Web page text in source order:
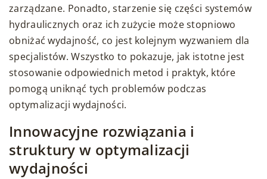
zarządzane. Ponadto, starzenie się części systemów
hydraulicznych oraz ich zużycie może stopniowo
obniżać wydajność, co jest kolejnym wyzwaniem dla
specjalistów. Wszystko to pokazuje, jak istotne jest
stosowanie odpowiednich metod i praktyk, które
pomogą uniknąć tych problemów podczas
optymalizacji wydajności.
Innowacyjne rozwiązania i
struktury w optymalizacji
wydajności